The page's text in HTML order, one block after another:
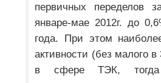
первичных переделов
январе-мае 2012г. до
года. При этом
активности (без малого
в сфере ТЭК, тогда